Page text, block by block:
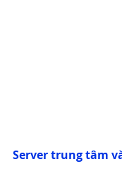
Server trung tâm